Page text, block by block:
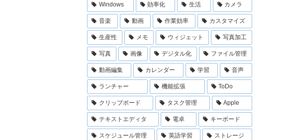
Windows 効率化 生活 カメラ
音楽 動画 作業効率 カスタマイズ
生産性 メモ ウィジェット 写真加工
写真 画像 デジタル化 ファイル管理
動画編集 カレンダー 学習 音声
ランチャー 機能拡張 ToDo
クリップボード タスク管理 Apple
テキストエディタ 電卓 キーボード
スケジュール管理 英語学習 ストレージ